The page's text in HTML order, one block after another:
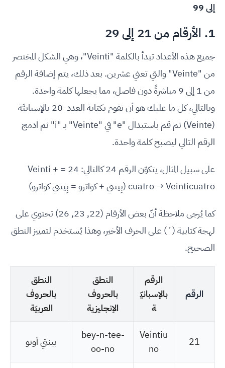
إلى 99
1. الأرقام من 21 إلى 29
جميع هذه الأعداد تبدأ بالكلمة "Veinti"، وهي الشكل المختصر
من "Veinte" والتي تعني عشرين. بعد ذلك، يتم إضافة الرقم
من 1 إلى 9 مباشرةً دون فاصل، مما يجعلها كلمة واحدة.
وبالتالي، كل ما عليك هو أن تقوم بكتابة العدد 20 بالإسبانيَّة
(Veinte) ثم قم باستبدال "e" في "Veinte" بـ "i" ثم ادمج
الرقم التالي ليصبح كلمة واحدة.
على سبيل المثال، يتكوّن الرقم 24 كالتالي: 24 = Veinti +
cuatro → Veinticuatro (بِينتي + كواترو = بِينتي كواترو)
كما يُرجى ملاحظة أنّ بعض الأرقام (22, 23, 26) تحتوي على
لهجة كتابية (´) على الحرف الأخير، وهذا يُستخدم لتمييز النطق
الصحيح.
الرقم
الرقم
بالإسبانيّ
ة
النطق
بالحروف
الإنجليزية
النطق
بالحروف
العربيّة
21
Veintiu
no
bey-n-tee-
oo-no
بينتي أونو